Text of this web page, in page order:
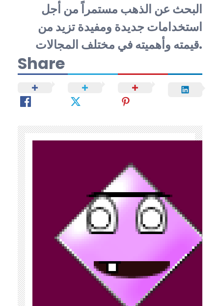
البحث عن الذهب مستمراً من أجل
استخدامات جديدة ومفيدة تزيد من
قيمته وأهميته في مختلف المجالات.
Share